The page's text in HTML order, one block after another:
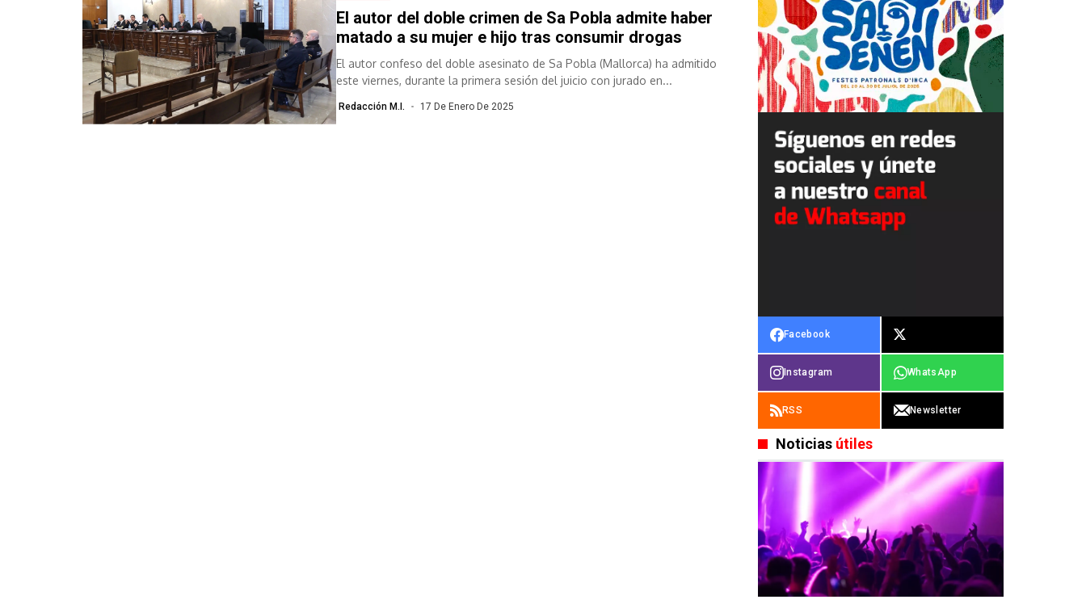
El autor del doble crimen de Sa Pobla admite haber
matado a su mujer e hijo tras consumir drogas
El autor confeso del doble asesinato de Sa Pobla (Mallorca) ha admitido
este viernes, durante la primera sesión del juicio con jurado en...
Redacción M.I. 17 De Enero De 2025
Facebook
Instagram WhatsApp
RSS Newsletter
Noticias útiles